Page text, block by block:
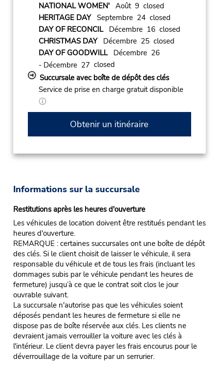
NATIONAL WOMEN'Août 9 closed
HERITAGE DAYSeptembre 24 closed
DAY OF RECONCILDécembre 16 closed
CHRISTMAS DAYDécembre 25 closed
DAY OF GOODWILLDécembre 26
- Décembre 27 closed
Succursale avec boîte de dépôt des clés
Service de prise en charge gratuit disponible
Obtenir un itinéraire
Informations sur la succursale
Restitutions après les heures d'ouverture
Les véhicules de location doivent être restitués pendant les
heures d'ouverture.
REMARQUE : certaines succursales ont une boîte de dépôt
des clés. Si le client choisit de laisser le véhicule, il sera
responsable du véhicule et de tous les frais (incluant les
dommages subis par le véhicule pendant les heures de
fermeture) jusqu’à ce que le contrat soit clos le jour
ouvrable suivant.
La succursale n'autorise pas que les véhicules soient
déposés pendant les heures de fermeture si elle ne
dispose pas de boîte réservée aux clés. Les clients ne
devraient jamais verrouiller la voiture avec les clés à
l'intérieur. Le client devra payer les frais encourus pour le
déverrouillage de la voiture par un serrurier.